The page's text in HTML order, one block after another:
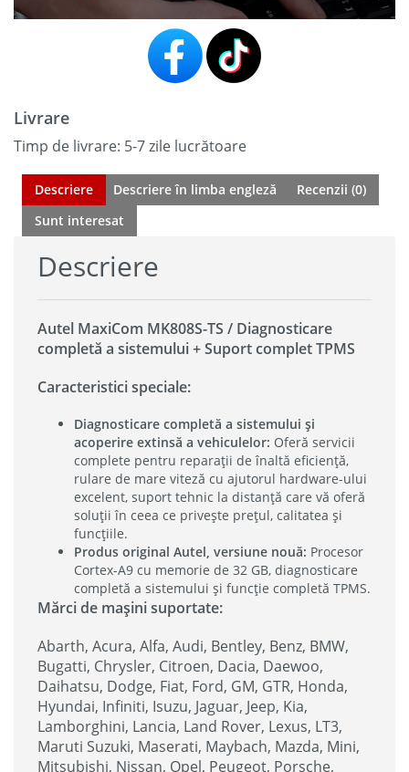
complet
Livrare
Timp de livrare: 5-7 zile lucrătoare
Descriere Descriere în limba engleză
Recenzii (0)
Sunt interesat
Descriere
Autel MaxiCom MK808S-TS / Diagnosticare
completă a sistemului + Suport complet TPMS
Caracteristici speciale:
Diagnosticare completă a sistemului și
acoperire extinsă a vehiculelor: Oferă servicii
complete pentru reparații de înaltă eficiență,
rulare de mare viteză cu ajutorul hardware-ului
excelent, suport tehnic la distanță care vă oferă
soluții în ceea ce privește prețul, calitatea și
funcțiile.
Produs original Autel, versiune nouă: Procesor
Cortex-A9 cu memorie de 32 GB, diagnosticare
completă a sistemului și funcție completă TPMS.
Mărci de mașini suportate:
Abarth, Acura, Alfa, Audi, Bentley, Benz, BMW,
Bugatti, Chrysler, Citroen, Dacia, Daewoo,
Daihatsu, Dodge, Fiat, Ford, GM, GTR, Honda,
Hyundai, Infiniti, Isuzu, Jaguar, Jeep, Kia,
Lamborghini, Lancia, Land Rover, Lexus, LT3,
Maruti Suzuki, Maserati, Maybach, Mazda, Mini,
Mitsubishi, Nissan, Opel, Peugeot, Porsche,